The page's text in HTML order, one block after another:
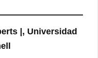
|, Universidad